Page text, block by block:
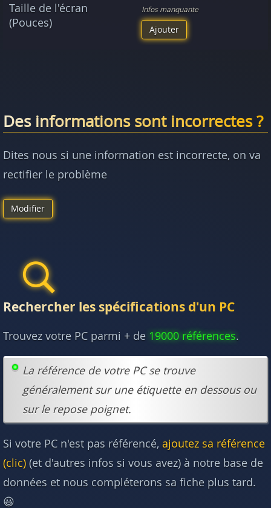
Taille de l'écran
(Pouces)
Infos manquante
Ajouter
Des informations sont incorrectes ?
Dites nous si une information est incorrecte, on va
rectifier le problème
Modifier
Rechercher les spécifications d'un PC
Trouvez votre PC parmi + de 19000 références.
La référence de votre PC se trouve
généralement sur une étiquette en dessous ou
sur le repose poignet.
Si votre PC n'est pas référencé, ajoutez sa référence
(clic) (et d'autres infos si vous avez) à notre base de
données et nous compléterons sa fiche plus tard.
😃